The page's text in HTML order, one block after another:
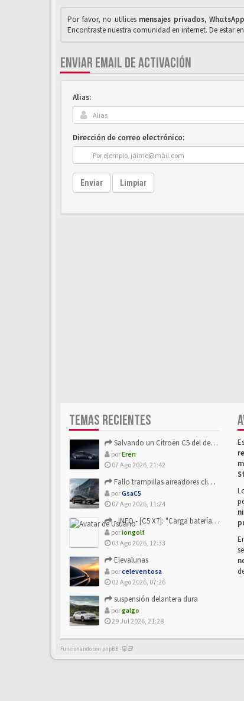
Por favor, no utilices mensajes privados,WhαtsApp
Encontraste nuestra comunidad en internet. De estar
ENVIAR EMAIL DE ACTIVACIÓN
Alias:
Dirección de correo electrónico:
Enviar Limpiar
TEMAS RECIENTES
Salvando un Citroën C5 del desguace: Presentación y seguimiento
porEren
07 Ago 2026, 21:42
Fallo trampillas aireadores climatizador
porGsaC5
07 Ago 2026, 11:24
- INFO - [C5 X7]: "Carga batería o alimentación eléctri...
poriongolf
03 Ago 2026, 12:33
Elevalunas
porceleventosa
02 Ago 2026, 07:26
suspensión delantera dura
porgalgo
29 Jul 2026, 21:28
Funcionando con phpBB -